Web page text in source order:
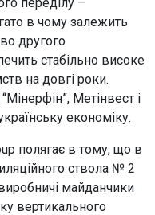
в чому залежить
другого
стабільно високе
на довгі роки.
Метінвест і
економіку.
полягає в тому, що в
ствола № 2
виробничі майданчики
вертикального